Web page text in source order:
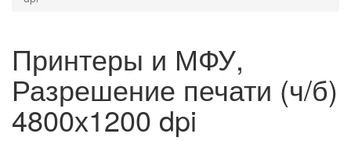
Принтеры и МФУ,
Разрешение печати (ч/б)
4800х1200 dpi